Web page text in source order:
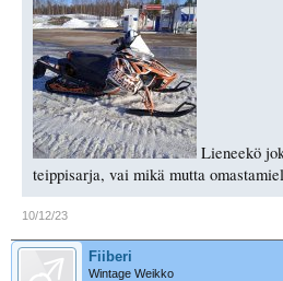
Lieneekö
teippisarja, vai mikä mutta
10/12/23
Fiiberi
Wintage Weikko